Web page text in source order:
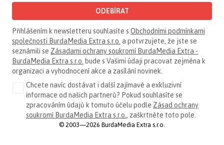
ODEBÍRAT
Přihlášením k newsletteru souhlasíte s Obchodními podmínkami
společnosti BurdaMedia Extra s.r.o. a potvrzujete, že jste se
seznámili se Zásadami ochrany soukromí BurdaMedia Extra -
BurdaMedia Extra s.r.o. bude s Vašimi údaji pracovat zejména k
organizaci a vyhodnocení akce a zasílání novinek.
Chcete navíc dostávat i další zajímavé a exkluzivní
informace od našich partnerů? Pokud souhlasíte se
zpracováním údajů k tomuto účelu podle Zásad ochrany
soukromí BurdaMedia Extra s.r.o. , zaškrtněte toto pole.
© 2003—2026 BurdaMedia Extra s.r.o.